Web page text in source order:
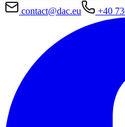
contact@dac.eu
+40